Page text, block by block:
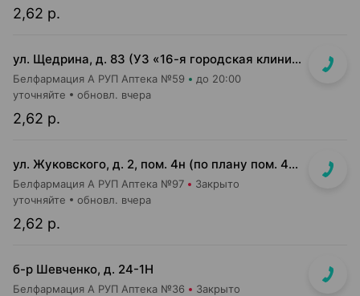
2,62 р.
ул. Щедрина, д. 83 (УЗ «16-я городская клиническая п-ка»)
Белфармация А РУП Аптека №59 до 20:00
2,62 р.
уточняйте обновл. вчера
ул. Жуковского, д. 2, пом. 4н (по плану пом. 4н-1-4н-4)
Белфармация А РУП Аптека №97 Закрыто
2,62 р.
уточняйте обновл. вчера
б-р Шевченко, д. 24-1Н
Белфармация А РУП Аптека №36 Закрыто